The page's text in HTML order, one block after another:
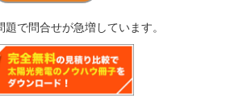
で問合せが急増しています。